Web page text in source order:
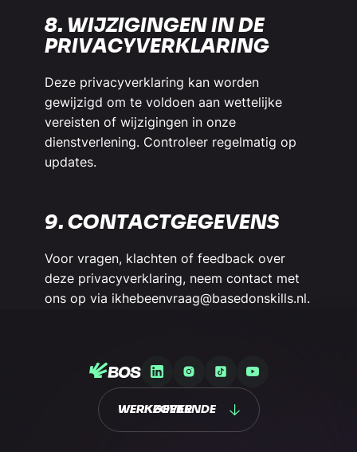
8. WIJZIGINGEN IN DE
PRIVACYVERKLARING
Deze privacyverklaring kan worden
gewijzigd om te voldoen aan wettelijke
vereisten of wijzigingen in onze
dienstverlening. Controleer regelmatig op
updates.
9. CONTACTGEGEVENS
Voor vragen, klachten of feedback over
deze privacyverklaring, neem contact met
ons op via ikhebeenvraag@basedonskills.nl.
WERKZOEKENDE
WERKGEVER